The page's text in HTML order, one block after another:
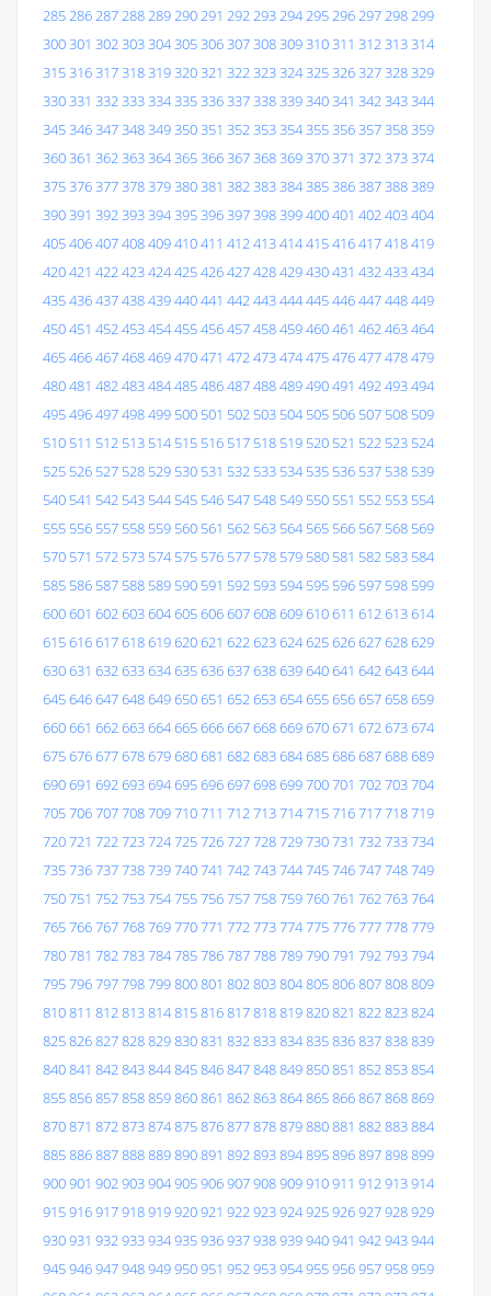
285286287288289290291 292293294295296297298299
300301 302303304305306307308309310311 312313314
315316317318319320321 322323324325326327328329
330331 332333334335336337338339340341 342343344
345346347348349350351 352353354355356357358359
360361 362363364365366367368369370371 372373374
375376377378379380381 382383384385386387388389
390391 392393394395396397398399400401 402403404
405406407408409410411 412413414415416417418419
420421 422423424425426427428429430431 432433434
435436437438439440441 442443444445446447448449
450451 452453454455456457458459460461 462463464
465466467468469470471 472473474475476477478479
480481 482483484485486487488489490491 492493494
495496497498499 500 501 502 503 504 505 506 507 508 509
510 511 512 513 514 515 516 517 518 519 520 521 522 523 524
525 526 527 528 529 530 531 532 533 534 535 536 537 538 539
540 541 542 543 544 545 546 547 548 549 550 551 552 553 554
555 556 557 558 559 560 561 562 563 564 565 566 567 568 569
570 571 572 573 574 575 576 577 578 579 580 581 582 583 584
585 586 587 588 589 590 591 592 593 594 595 596 597 598 599
600601 602603604605606607608609610611 612613614
615616617618619620621 622623624625626627628629
630631 632633634635636637638639640641 642643644
645646647648649650651 652653654655656657658659
660661 662663664665666667668669670671 672673674
675676677678679680681 682683684685686687688689
690691 692693694695696697698699700701 702703704
705706707708709710711 712713714715716717718719
720721 722723724725726727728729730731 732733734
735736737738739740741 742743744745746747748749
750751 752753754755756757758759760761 762763764
765766767768769770771 772773774775776777778779
780781 782783784785786787788789790791 792793794
795796797798799800801 802803804805806807808809
810811 812813814815816817818819820821 822823824
825826827828829830831 832833834835836837838839
840841 842843844845846847848849850851 852853854
855856857858859860861 862863864865866867868869
870871 872873874875876877878879880881 882883884
885886887888889890891 892893894895896897898899
900901 902903904905906907908909910911 912913914
915916917918919920921 922923924925926927928929
930931 932933934935936937938939940941 942943944
945946947948949950951 952953954955956957958959